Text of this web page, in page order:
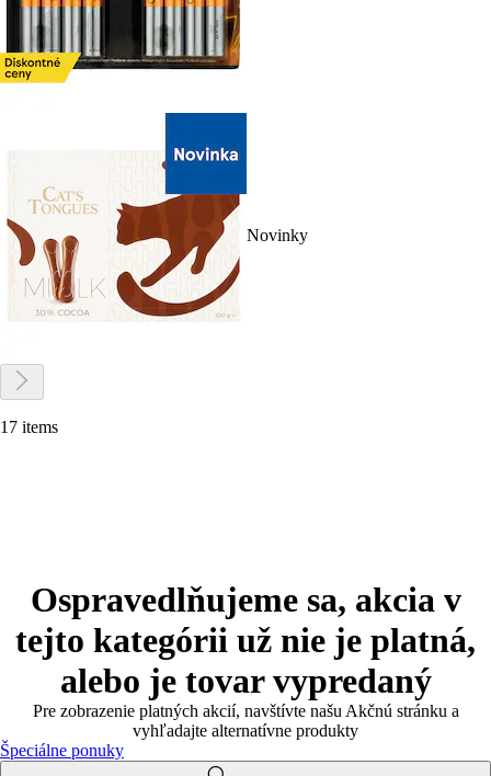
Novinky
17 items
Ospravedlňujeme sa, akcia v
tejto kategórii už nie je platná,
alebo je tovar vypredaný
Pre zobrazenie platných akcií, navštívte našu Akčnú stránku a
vyhľadajte alternatívne produkty
Špeciálne ponuky